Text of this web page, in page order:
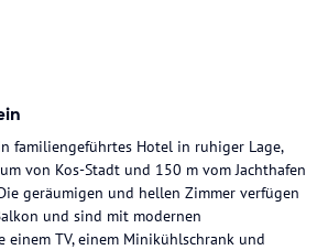
familiengeführtes Hotel in ruhiger Lage,
von Kos-Stadt und 150 m vom Jachthafen
geräumigen und hellen Zimmer verfügen
und sind mit modernen
einem TV, einem Minikühlschrank und